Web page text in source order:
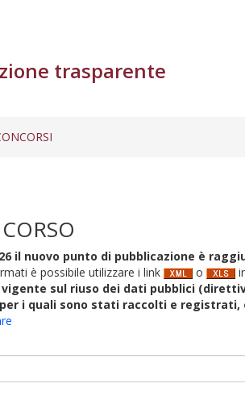
trasparente
il nuovo punto di pubblicazione è
è possibile utilizzare i link
o
sul riuso dei dati pubblici
i quali sono stati raccolti e